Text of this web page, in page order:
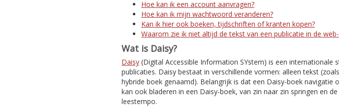
Hoe kan ik een account aanvragen?
Hoe kan ik mijn wachtwoord veranderen?
Kan ik hier ook boeken, tijdschriften of kranten kopen?
Waarom zie ik niet altijd de tekst van een publicatie in de
Wat is Daisy?
Daisy (Digital Accessible Information SYstem) is een
publicaties. Daisy bestaat in verschillende vormen: alleen tekst
hybride boek genaamd). Belangrijk is dat een Daisy-boek
kan ook bladeren in een Daisy-boek, van zin naar zin springen en
leestempo.